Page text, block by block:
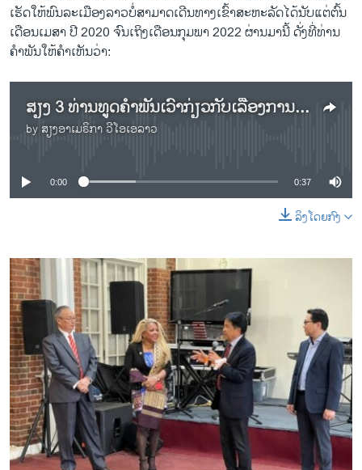
ເຮັດ​ໃຫ້​ພົນ​ລະ​ເມືອງ​ລາວບໍ່​ສາ​ມາດ​ເດີນ​ທາງ​ເຂົ້າ​ສະ​ຫະ​ລັດ​ໄດ້ນັບ​ແຕ່​ຕົ້ນ​
ເດືອນ​ເມ​ສາ ປີ 2020 ຈົນ​ເຖິງ​ເດືອນ​ກຸມ​ພາ 2022 ຜ່ານ​ມານີ້ ດັ່ງ​ທີ່​ທ່ານ​
ຄຳ​ພັນ​ໃຫ້​ຄຳ​ເຫັນ​ວ່າ:
​ສຽງ 3 ທ່ານ​ທູດ​ຄຳ​ພັນ​ເວົ້າ​ກ່ຽວ​ກັບ​ເລື້ອງ​ການ​ຂວ້ຳ​ບາດ​ທາງວີ​ຊາ​ຂອ​ງ ສ​ຫລ ຕໍ່​ພົນ​ລະ​ເມືອງລາວ
by ສຽງອາເມຣິກາ ວີໂອເອລາວ
No media source currently available
0:00 0:37
ລິງໂດຍກົງ